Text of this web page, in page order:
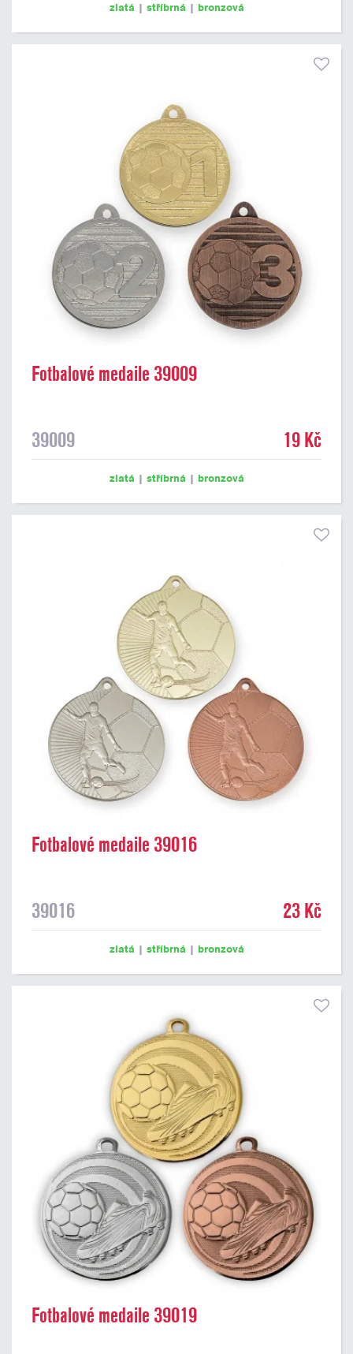
zlatá | stříbrná | bronzová
Fotbalové medaile 39009
39009 19 Kč
zlatá | stříbrná | bronzová
Fotbalové medaile 39016
39016 23 Kč
zlatá | stříbrná | bronzová
Fotbalové medaile 39019